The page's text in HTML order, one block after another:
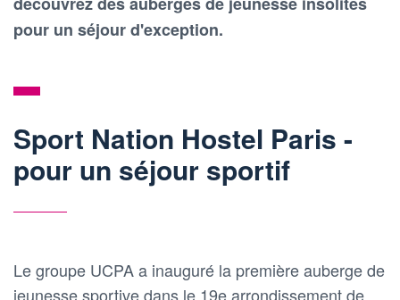
pour un séjour d'exception.
Sport Nation Hostel Paris -
pour un séjour sportif
Le groupe UCPA a inauguré la première auberge de
jeunesse sportive dans le 19e arrondissement de